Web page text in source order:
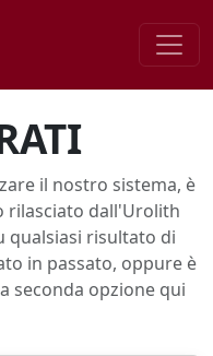
il nostro sistema, è
rilasciato dall'Urolith
qualsiasi risultato di
in passato, oppure è
seconda opzione qui